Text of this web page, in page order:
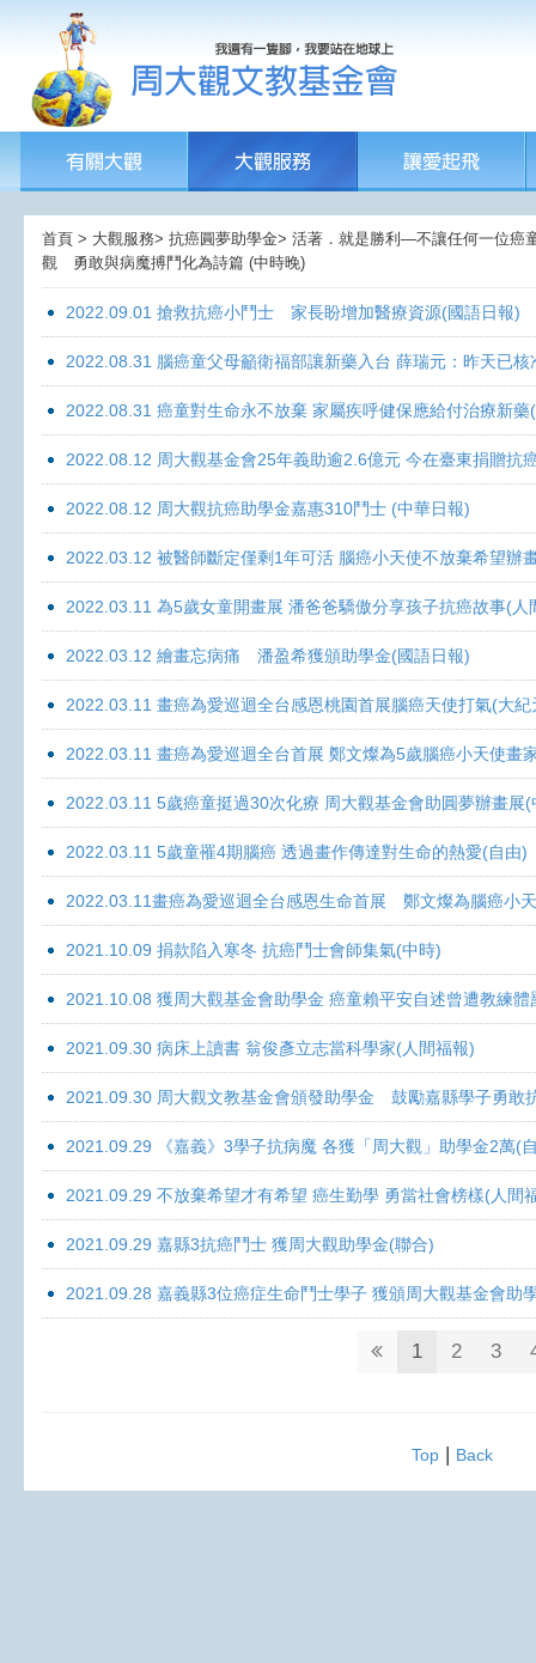
首頁 > 大觀服務> 抗癌圓夢助學金> 活著．就是勝利—不讓任何一位癌
觀 勇敢與病魔搏鬥化為詩篇 (中時晚)
2022.09.01 搶救抗癌小鬥士 家長盼增加醫療資源(國語日報)
2022.08.31 腦癌童父母籲衛福部讓新藥入台 薛瑞元：昨天已
2022.08.31 癌童對生命永不放棄 家屬疾呼健保應給付治療新藥
2022.08.12 周大觀基金會25年義助逾2.6億元 今在臺東捐贈抗
2022.08.12 周大觀抗癌助學金嘉惠310鬥士 (中華日報)
2022.03.12 被醫師斷定僅剩1年可活 腦癌小天使不放棄希望辦
2022.03.11 為5歲女童開畫展 潘爸爸驕傲分享孩子抗癌故事(人
2022.03.12 繪畫忘病痛 潘盈希獲頒助學金(國語日報)
2022.03.11 畫癌為愛巡迴全台感恩桃園首展腦癌天使打氣(大紀
2022.03.11 畫癌為愛巡迴全台首展 鄭文燦為5歲腦癌小天使畫
2022.03.11 5歲癌童挺過30次化療 周大觀基金會助圓夢辦畫展
2022.03.11 5歲童罹4期腦癌 透過畫作傳達對生命的熱愛(自由)
2022.03.11畫癌為愛巡迴全台感恩生命首展 鄭文燦為腦癌小
2021.10.09 捐款陷入寒冬 抗癌鬥士會師集氣(中時)
2021.10.08 獲周大觀基金會助學金 癌童賴平安自述曾遭教練體
2021.09.30 病床上讀書 翁俊彥立志當科學家(人間福報)
2021.09.30 周大觀文教基金會頒發助學金 鼓勵嘉縣學子勇敢
2021.09.29 《嘉義》3學子抗病魔 各獲「周大觀」助學金2萬(
2021.09.29 不放棄希望才有希望 癌生勤學 勇當社會榜樣(人間
2021.09.29 嘉縣3抗癌鬥士 獲周大觀助學金(聯合)
2021.09.28 嘉義縣3位癌症生命鬥士學子 獲頒周大觀基金會助
1 2 3
Top| Back